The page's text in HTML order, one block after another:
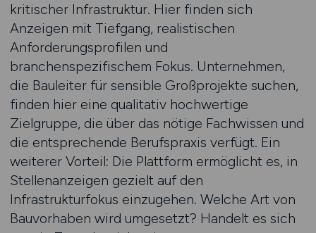
kritischer Infrastruktur. Hier finden sich
Anzeigen mit Tiefgang, realistischen
Anforderungsprofilen und
branchenspezifischem Fokus. Unternehmen,
die Bauleiter für sensible Großprojekte suchen,
finden hier eine qualitativ hochwertige
Zielgruppe, die über das nötige Fachwissen und
die entsprechende Berufspraxis verfügt. Ein
weiterer Vorteil: Die Plattform ermöglicht es, in
Stellenanzeigen gezielt auf den
Infrastrukturfokus einzugehen. Welche Art von
Bauvorhaben wird umgesetzt? Handelt es sich